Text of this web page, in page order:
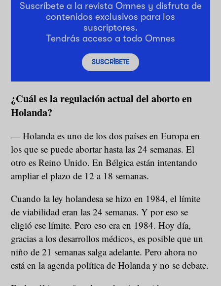
Suscríbete a la revista Omnes y disfruta de
contenidos exclusivos para los
suscriptores.
Tendrás acceso a todo Omnes
SUSCRÍBETE
¿Cuál es la regulación actual del aborto en
Holanda?
— Holanda es uno de los dos países en Europa en
los que se puede abortar hasta las 24 semanas. El
otro es Reino Unido. En Bélgica están intentando
ampliar el plazo de 12 a 18 semanas.
Cuando la ley holandesa se hizo en 1984, el límite
de viabilidad eran las 24 semanas. Y por eso se
eligió ese límite. Pero eso era en 1984. Hoy día,
gracias a los desarrollos médicos, es posible que un
niño de 21 semanas salga adelante. Pero ahora no
está en la agenda política de Holanda y no se debate.